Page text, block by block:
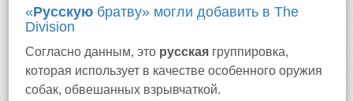
«Русскую братву» могли добавить в The
Division
Согласно данным, это русская группировка,
которая использует в качестве особенного оружия
собак, обвешанных взрывчаткой.